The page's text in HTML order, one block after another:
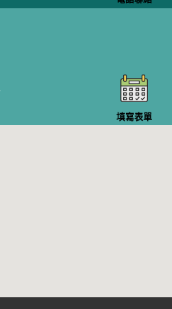
填寫表單